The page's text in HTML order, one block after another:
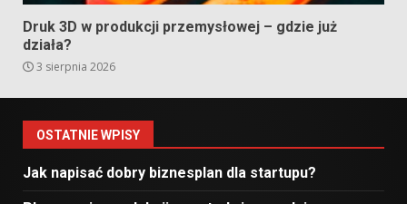
Druk 3D w produkcji przemysłowej – gdzie już
działa?
3 sierpnia 2026
OSTATNIE WPISY
Jak napisać dobry biznesplan dla startupu?